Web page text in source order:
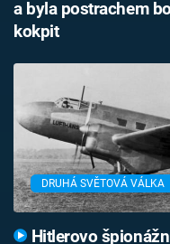
a byla postrachem
kokpit
DRUHÁ SVĚTOVÁ VÁLKA
Hitlerovo